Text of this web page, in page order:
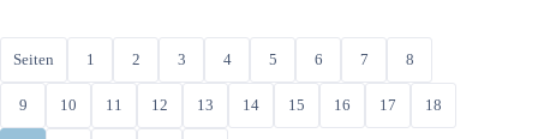
Seiten 1 2 3 4 5 6 7 8
9 10 11 12 13 14 15 16 17 18